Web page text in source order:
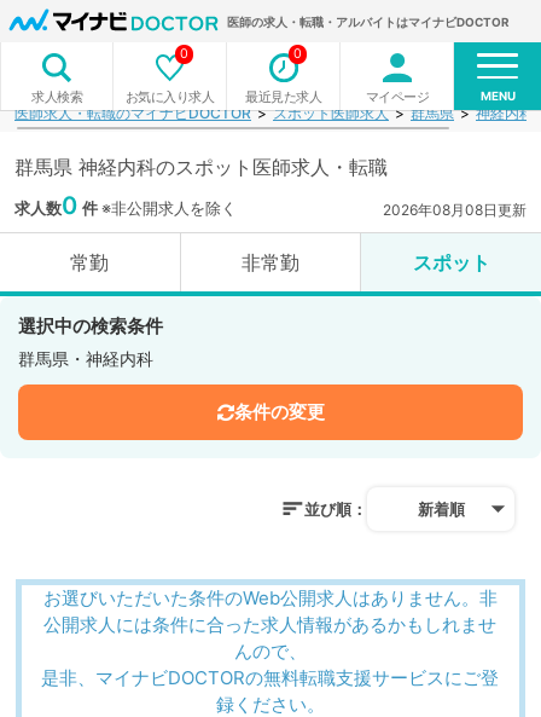
医師の求人・転職・アルバイトはマイナビDOCTOR
求人検索 お気に入り求人
0
最近見た求人
0
マイページ MENU
医師求人・転職のマイナビDOCTOR スポット医師求人 群馬県 神経内科
群馬県 神経内科のスポット医師求人・転職
求人数0 件※非公開求人を除く 2026年08月08日更新
常勤 非常勤 スポット
選択中の検索条件
群馬県・神経内科
条件の変更
並び順： 新着順
お選びいただいた条件のWeb公開求人はありません。非
公開求人には条件に合った求人情報があるかもしれませ
んので、
是非、マイナビDOCTORの無料転職支援サービスにご登
録ください。